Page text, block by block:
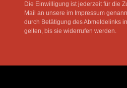
Die Einwilligung ist jederzeit für die
Mail an unsere im Impressum
durch Betätigung des Abmeldelinks
gelten, bis sie widerrufen werden.